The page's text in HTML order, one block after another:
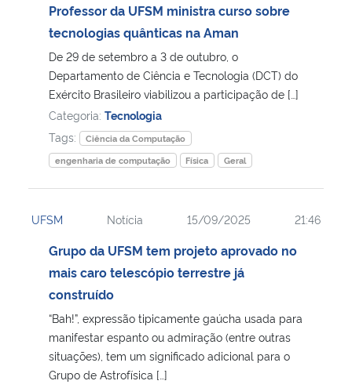
Professor da UFSM ministra curso sobre
tecnologias quânticas na Aman
De 29 de setembro a 3 de outubro, o
Departamento de Ciência e Tecnologia (DCT) do
Exército Brasileiro viabilizou a participação de […]
Categoria: Tecnologia
Tags:
Ciência da Computação
engenharia de computação
Física Geral
UFSM Notícia 15/09/2025 21:46
Grupo da UFSM tem projeto aprovado no
mais caro telescópio terrestre já
construído
“Bah!”, expressão tipicamente gaúcha usada para
manifestar espanto ou admiração (entre outras
situações), tem um significado adicional para o
Grupo de Astrofísica […]